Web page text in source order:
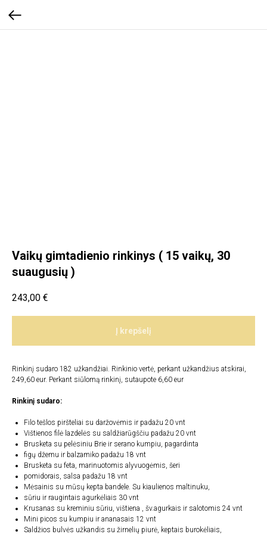
Vaikų gimtadienio rinkinys ( 15 vaikų, 30
suaugusių )
243,00 €
Į krepšelį
Rinkinį sudaro 182 užkandžiai. Rinkinio vertė, perkant užkandžius atskirai,
249,60 eur. Perkant siūlomą rinkinį, sutaupote 6,60 eur
Rinkinį sudaro:
Filo tešlos piršteliai su daržovėmis ir padažu 20 vnt
Vištienos filė lazdelės su saldžiarūgščiu padažu 20 vnt
Brusketa su pelėsiniu Brie ir serano kumpiu, pagardinta
figų džemu ir balzamiko padažu 18 vnt
Brusketa su feta, marinuotomis alyvuogėmis, šeri
pomidorais, salsa padažu 18 vnt
Mėsainis su mūsų kepta bandele. Su kiaulienos maltinuku,
sūriu ir raugintais agurkėliais 30 vnt
Krusanas su kreminiu sūriu, vištiena , šv.agurkais ir salotomis 24 vnt
Mini picos su kumpiu ir ananasais 12 vnt
Saldžios bulvės užkandis su žirnelių piurė, keptais burokėliais,